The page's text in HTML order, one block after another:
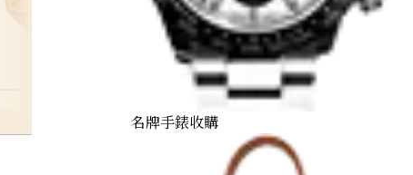
daiya-pendant-top
名牌手錶收購